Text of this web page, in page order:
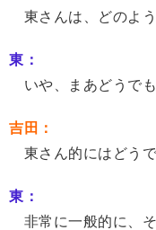
東さんは、どのよ
東：
いや、まあどうで
吉田：
東さん的にはどうで
東：
非常に一般的に、